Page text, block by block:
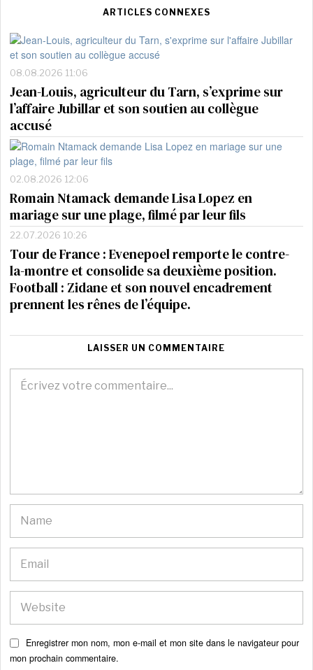
ARTICLES CONNEXES
08.08.2026 11:06
Jean-Louis, agriculteur du Tarn, s’exprime sur
l’affaire Jubillar et son soutien au collègue
accusé
02.08.2026 12:06
Romain Ntamack demande Lisa Lopez en
mariage sur une plage, filmé par leur fils
22.07.2026 10:26
Tour de France : Evenepoel remporte le contre-
la-montre et consolide sa deuxième position.
Football : Zidane et son nouvel encadrement
prennent les rênes de l’équipe.
LAISSER UN COMMENTAIRE
Enregistrer mon nom, mon e-mail et mon site dans le navigateur pour
mon prochain commentaire.